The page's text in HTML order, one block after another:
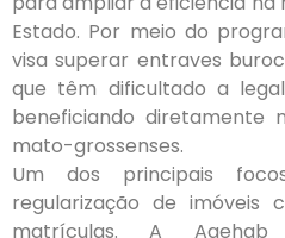
Estado. Por meio do
visa superar entraves
que têm dificultado a
beneficiando diretamente
mato-grossenses.
Um dos principais
regularização de imóveis
matrículas. A